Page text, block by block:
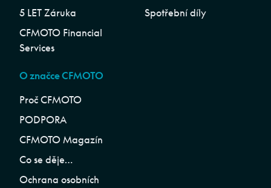
5 LET Záruka
CFMOTO Financial
Services
Spotřební díly
O značce CFMOTO
Proč CFMOTO
PODPORA
CFMOTO Magazín
Co se děje…
Ochrana osobních